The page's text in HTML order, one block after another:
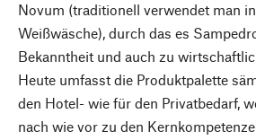
Novum (traditionell verwendet man
Weißwäsche), durch das es
Bekanntheit und auch zu
Heute umfasst die Produktpalette
den Hotel- wie für den Privatbedarf,
nach wie vor zu den